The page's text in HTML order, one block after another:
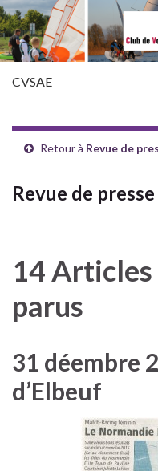
CVSAE
Retour à Revue de
Revue de
14 Articles
parus
31 déembre
d’Elbeuf